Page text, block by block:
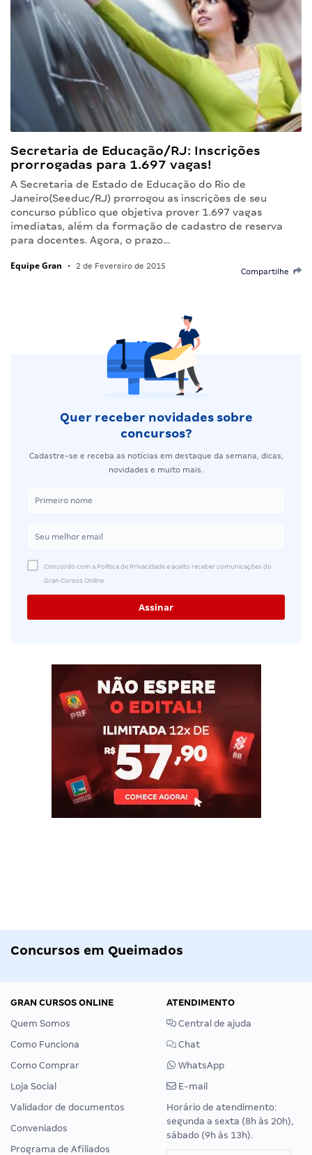
Secretaria de Educação/RJ: Inscrições
prorrogadas para 1.697 vagas!
A Secretaria de Estado de Educação do Rio de
Janeiro(Seeduc/RJ) prorrogou as inscrições de seu
concurso público que objetiva prover 1.697 vagas
imediatas, além da formação de cadastro de reserva
para docentes. Agora, o prazo…
Equipe Gran • 2 de Fevereiro de 2015
Compartilhe
Quer receber novidades sobre
concursos?
Cadastre-se e receba as notícias em destaque da semana, dicas,
novidades e muito mais.
Concordo com a Política de Privacidade e aceito receber comunicações do
Gran Cursos Online.
Concursos em Queimados
GRAN CURSOS ONLINE
Quem Somos
Como Funciona
Como Comprar
Loja Social
Validador de documentos
Conveniados
Programa de Afiliados
ATENDIMENTO
Central de ajuda
Chat
WhatsApp
E-mail
Horário de atendimento:
segunda a sexta (8h às 20h),
sábado (9h às 13h).